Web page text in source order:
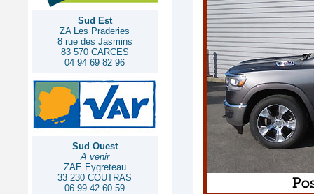
Sud Est
ZA Les Praderies
8 rue des Jasmins
83 570 CARCES
04 94 69 82 96
Sud Ouest
A venir
ZAE Eygreteau
33 230 COUTRAS
06 99 42 60 59